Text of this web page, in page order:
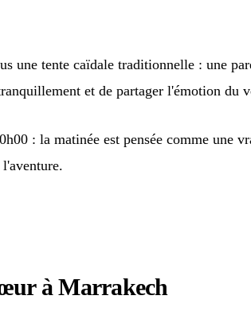
une tente caïdale traditionnelle : une
et de partager l'émotion du
: la matinée est pensée comme une
à Marrakech